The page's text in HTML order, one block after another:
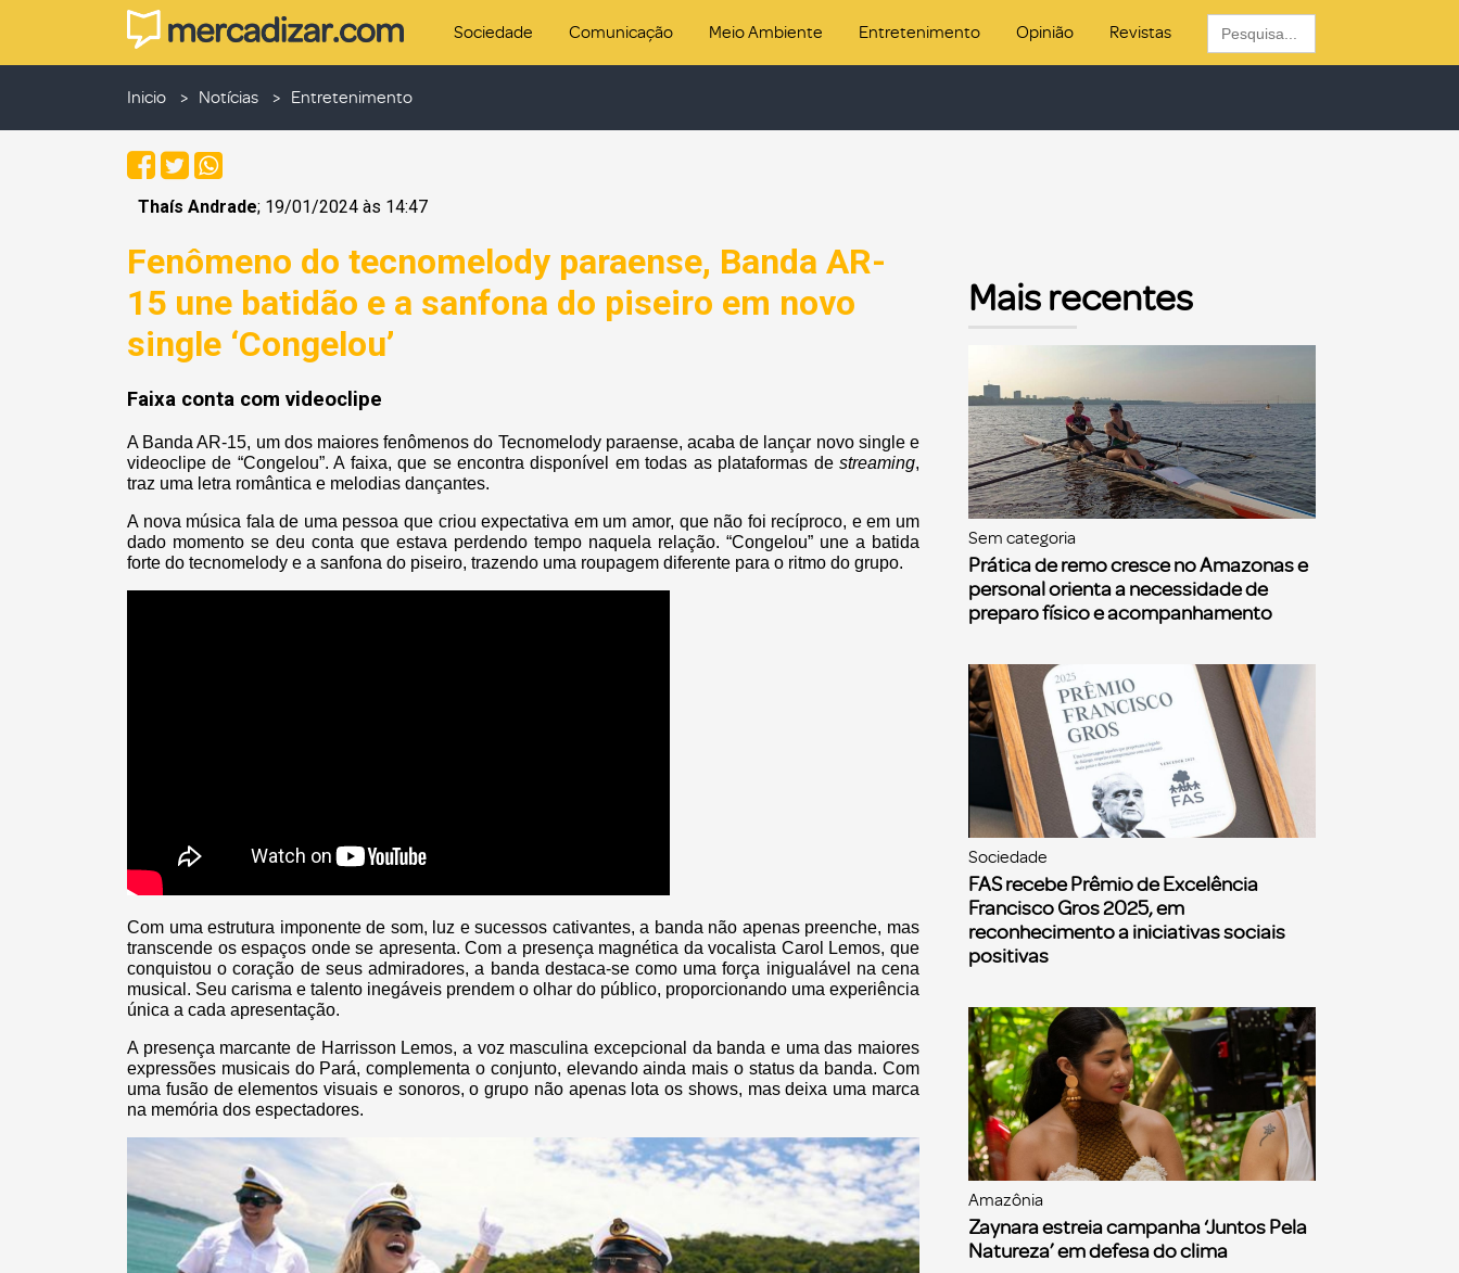
Sociedade Comunicação Meio Ambiente Entretenimento Opinião Revistas
Search
for:
Inicio Notícias Entretenimento
Thaís Andrade; 19/01/2024 às 14:47
Fenômeno do tecnomelody paraense, Banda AR-
15 une batidão e a sanfona do piseiro em novo
single ‘Congelou’
Faixa conta com videoclipe
A Banda AR-15, um dos maiores fenômenos do Tecnomelody paraense, acaba de lançar novo single e
videoclipe de “Congelou”. A faixa, que se encontra disponível em todas as plataformas de streaming,
traz uma letra romântica e melodias dançantes.
A nova música fala de uma pessoa que criou expectativa em um amor, que não foi recíproco, e em um
dado momento se deu conta que estava perdendo tempo naquela relação. “Congelou” une a batida
forte do tecnomelody e a sanfona do piseiro, trazendo uma roupagem diferente para o ritmo do grupo.
Com uma estrutura imponente de som, luz e sucessos cativantes, a banda não apenas preenche, mas
transcende os espaços onde se apresenta. Com a presença magnética da vocalista Carol Lemos, que
conquistou o coração de seus admiradores, a banda destaca-se como uma força inigualável na cena
musical. Seu carisma e talento inegáveis prendem o olhar do público, proporcionando uma experiência
única a cada apresentação.
A presença marcante de Harrisson Lemos, a voz masculina excepcional da banda e uma das maiores
expressões musicais do Pará, complementa o conjunto, elevando ainda mais o status da banda. Com
uma fusão de elementos visuais e sonoros, o grupo não apenas lota os shows, mas deixa uma marca
na memória dos espectadores.
Mais recentes
Sem categoria
Prática de remo cresce no Amazonas e
personal orienta a necessidade de
preparo físico e acompanhamento
Sociedade
FAS recebe Prêmio de Excelência
Francisco Gros 2025, em
reconhecimento a iniciativas sociais
positivas
Amazônia
Zaynara estreia campanha ‘Juntos Pela
Natureza’ em defesa do clima